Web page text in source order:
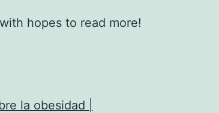
hopes to read more!
la obesidad |